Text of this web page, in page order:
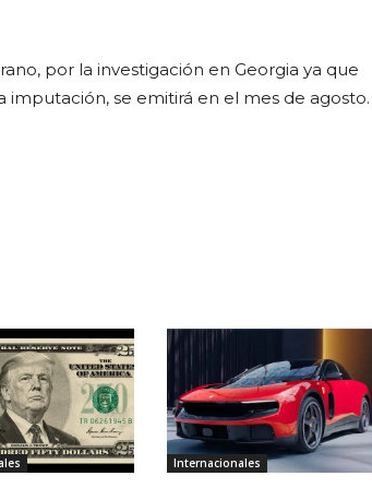
por la investigación en Georgia ya que
imputación, se emitirá en el mes de agosto.
Internacionales